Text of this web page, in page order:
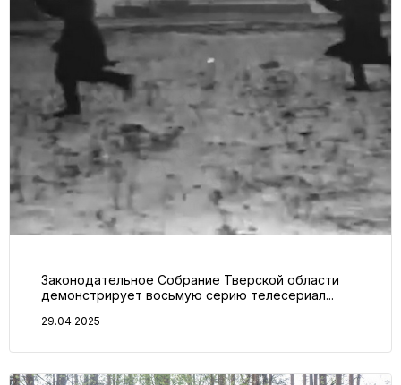
Законодательное Собрание Тверской области
демонстрирует восьмую серию телесериал...
29.04.2025